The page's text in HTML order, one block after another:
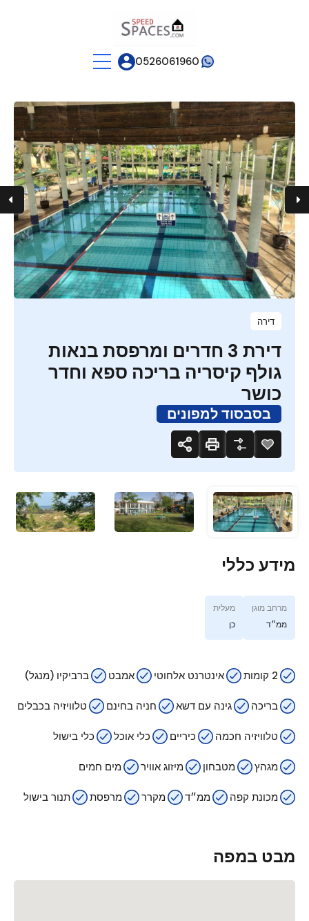
0526061960
דירה
דירת 3 חדרים ומרפסת בנאות
גולף קיסריה בריכה ספא וחדר
כושר
בסבסוד למפונים
מידע כללי
מרחב מוגן
ממ״ד
מעלית
כן
2 קומות אינטרנט אלחוטי אמבט ברביקיו (מנגל)
בריכה גינה עם דשא חניה בחינם טלוויזיה בכבלים
טלוויזיה חכמה כיריים כלי אוכל כלי בישול
מגהץ מטבחון מיזוג אוויר מים חמים
מכונת קפה ממ״ד מקרר מרפסת תנור בישול
מבט במפה